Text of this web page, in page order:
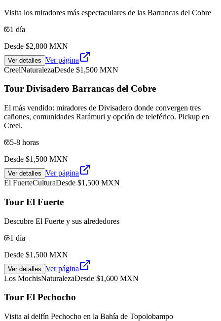
Visita los miradores más espectaculares de las Barrancas del Cobre
1 día
Desde $2,800 MXN
Ver detalles Ver página
CreelNaturalezaDesde $1,500 MXN
Tour Divisadero Barrancas del Cobre
El más vendido: miradores de Divisadero donde convergen tres
cañones, comunidades Rarámuri y opción de teleférico. Pickup en
Creel.
5-8 horas
Desde $1,500 MXN
Ver detalles Ver página
El FuerteCulturaDesde $1,500 MXN
Tour El Fuerte
Descubre El Fuerte y sus alrededores
1 día
Desde $1,500 MXN
Ver detalles Ver página
Los MochisNaturalezaDesde $1,600 MXN
Tour El Pechocho
Visita al delfín Pechocho en la Bahía de Topolobampo